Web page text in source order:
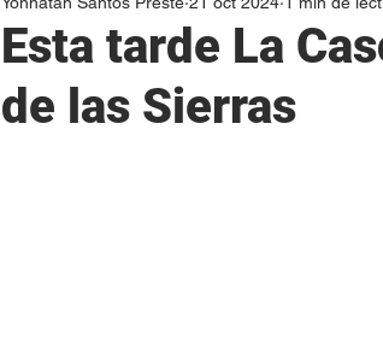
Esta tarde La
de las Sierras